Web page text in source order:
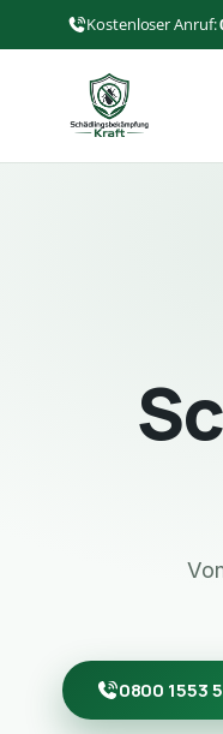
Kostenloser Anruf:
0800 1553